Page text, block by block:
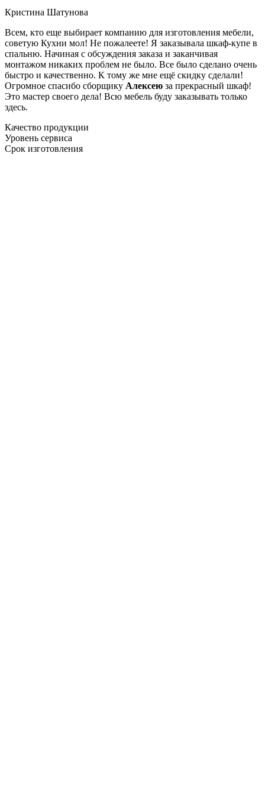
Кристина Шатунова
Всем, кто еще выбирает компанию для изготовления мебели,
советую Кухни мол! Не пожалеете! Я заказывала шкаф-купе в
спальню. Начиная с обсуждения заказа и заканчивая
монтажом никаких проблем не было. Все было сделано очень
быстро и качественно. К тому же мне ещё скидку сделали!
Огромное спасибо сборщику Алексею за прекрасный шкаф!
Это мастер своего дела! Всю мебель буду заказывать только
здесь.
Качество продукции
Уровень сервиса
Срок изготовления